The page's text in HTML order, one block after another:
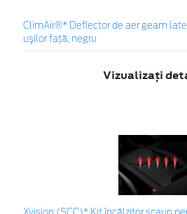
ClimAir®* Deflector de aer geam
uşilor faţă, negru
Vizualizați